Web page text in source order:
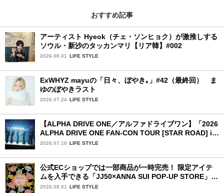
おすすめ記事
アーティスト Hyeok（チェ・ソンヒョク）が激推しする
ソウル・新沙のタッカンマリ【リア韓】#002
2026.08.01 LIFE STYLE
ExWHYZ mayuの「日々、ぼやき｡」#42（最終回） ま
ゆのぼやきラスト
2026.07.24 LIFE STYLE
【ALPHA DRIVE ONE／アルファドライブワン】「2026
ALPHA DRIVE ONE FAN-CON TOUR [STAR ROAD] in
YOKOHAMA」1日目詳細レポ【前編】
2026.07.10 LIFE STYLE
公式ECショップでは一部商品が一時完売！ 限定アイテ
ムを入手できる「JJ50×ANNA SUI POP-UP STORE」が
広島で開催決定
2026.08.01 LIFE STYLE